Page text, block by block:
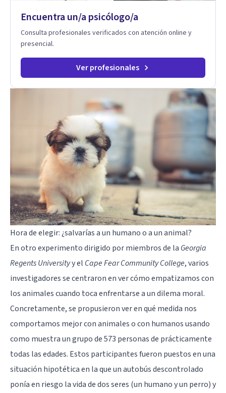
Encuentra un/a psicólogo/a
Consulta profesionales verificados con atención online y
presencial.
Ver profesionales
Hora de elegir: ¿salvarías a un humano o a un animal?
En otro experimento dirigido por miembros de la Georgia
Regents Universityy el Cape Fear Community College, varios
investigadores se centraron en ver cómo empatizamos con
los animales cuando toca enfrentarse a un dilema moral.
Concretamente, se propusieron ver en qué medida nos
comportamos mejor con animales o con humanos usando
como muestra un grupo de 573 personas de prácticamente
todas las edades. Estos participantes fueron puestos en una
situación hipotética en la que un autobús descontrolado
ponía en riesgo la vida de dos seres (un humano y un perro) y